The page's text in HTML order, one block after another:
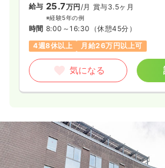
給与 25.7万円/月 賞与3.5ヶ月
※経験5年の例
時間 8:00～16:30 （休憩45分）
4週8休以上
月給26万円以上可
気になる